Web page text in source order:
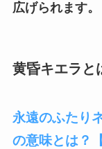
広げられます。
黄昏キエラと
永遠のふたり
の意味とは？